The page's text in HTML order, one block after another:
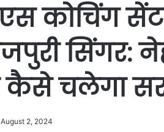
कोचिंग
सिंगर:
कैसे चलेगा
August 2, 2024